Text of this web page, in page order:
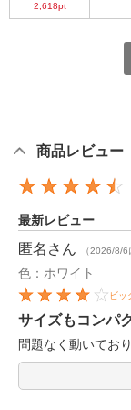
2,618pt
商品レビュー
最新レビュー
匿名 さん （2026/8/6
色：ホワイト
ビッ
サイズもコンパ
問題なく動いてお